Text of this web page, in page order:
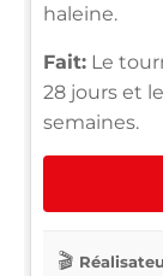
haleine.
Fait: Le
28 jours et
semaines.